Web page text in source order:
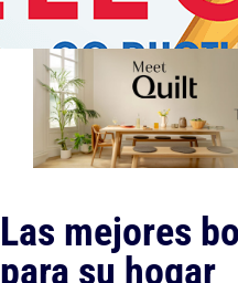
Sobre
Carreras
Las mejores
para su hogar